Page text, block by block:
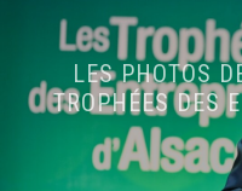
LES PHOTOS
TROPHÉES DES